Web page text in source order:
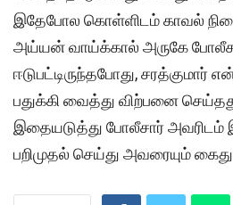
இதேபோல கொள்ளிடம் காவல்
அய்யன் வாய்க்கால் அருகே
ஈடுபட்டிருந்தபோது, சரத்குமார்
பதுக்கி வைத்து விற்பனை
இதையடுத்து போலீசார் அவரிடம்
பறிமுதல் செய்து அவரையும்